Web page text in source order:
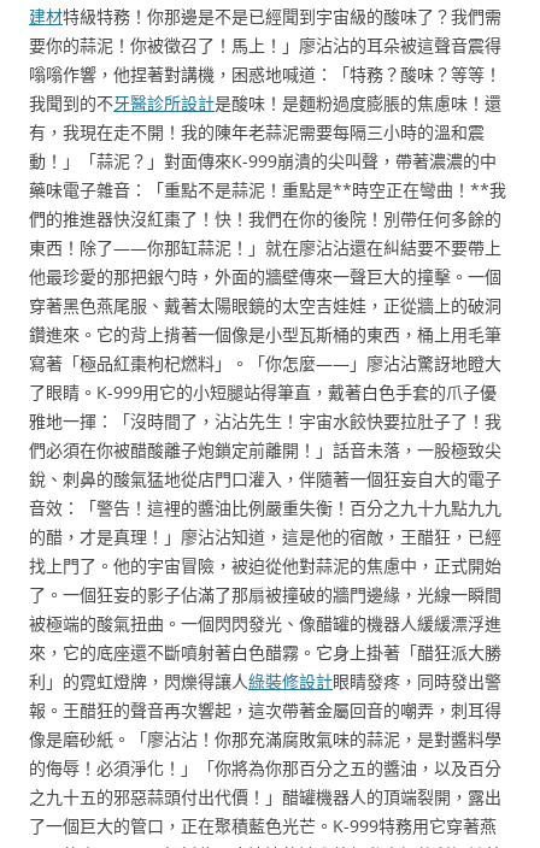
建材特級特務！你那邊是不是已經聞到宇宙級的酸味了？我們需
要你的蒜泥！你被徵召了！馬上！」廖沾沾的耳朵被這聲音震得
嗡嗡作響，他捏著對講機，困惑地喊道：「特務？酸味？等等！
我聞到的不牙醫診所設計是酸味！是麵粉過度膨脹的焦慮味！還
有，我現在走不開！我的陳年老蒜泥需要每隔三小時的溫和震
動！」「蒜泥？」對面傳來K-999崩潰的尖叫聲，帶著濃濃的中
藥味電子雜音：「重點不是蒜泥！重點是**時空正在彎曲！**我
們的推進器快沒紅棗了！快！我們在你的後院！別帶任何多餘的
東西！除了——你那缸蒜泥！」就在廖沾沾還在糾結要不要帶上
他最珍愛的那把銀勺時，外面的牆壁傳來一聲巨大的撞擊。一個
穿著黑色燕尾服、戴著太陽眼鏡的太空吉娃娃，正從牆上的破洞
鑽進來。它的背上揹著一個像是小型瓦斯桶的東西，桶上用毛筆
寫著「極品紅棗枸杞燃料」。「你怎麼——」廖沾沾驚訝地瞪大
了眼睛。K-999用它的小短腿站得筆直，戴著白色手套的爪子優
雅地一揮：「沒時間了，沾沾先生！宇宙水餃快要拉肚子了！我
們必須在你被醋酸離子炮鎖定前離開！」話音未落，一股極致尖
銳、刺鼻的酸氣猛地從店門口灌入，伴隨著一個狂妄自大的電子
音效：「警告！這裡的醬油比例嚴重失衡！百分之九十九點九九
的醋，才是真理！」廖沾沾知道，這是他的宿敵，王醋狂，已經
找上門了。他的宇宙冒險，被迫從他對蒜泥的焦慮中，正式開始
了。一個狂妄的影子佔滿了那扇被撞破的牆門邊緣，光線一瞬間
被極端的酸氣扭曲。一個閃閃發光、像醋罐的機器人緩緩漂浮進
來，它的底座還不斷噴射著白色醋霧。它身上掛著「醋狂派大勝
利」的霓虹燈牌，閃爍得讓人綠裝修設計眼睛發疼，同時發出警
報。王醋狂的聲音再次響起，這次帶著金屬回音的嘲弄，刺耳得
像是磨砂紙。「廖沾沾！你那充滿腐敗氣味的蒜泥，是對醬料學
的侮辱！必須淨化！」「你將為你那百分之五的醬油，以及百分
之九十五的邪惡蒜頭付出代價！」醋罐機器人的頂端裂開，露出
了一個巨大的管口，正在聚積藍色光芒。K-999特務用它穿著燕